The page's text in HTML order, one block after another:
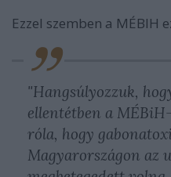
Ezzel szemben a MÉBIH
"Hangsúlyozzuk,
ellentétben a
róla, hogy
Magyarországon az